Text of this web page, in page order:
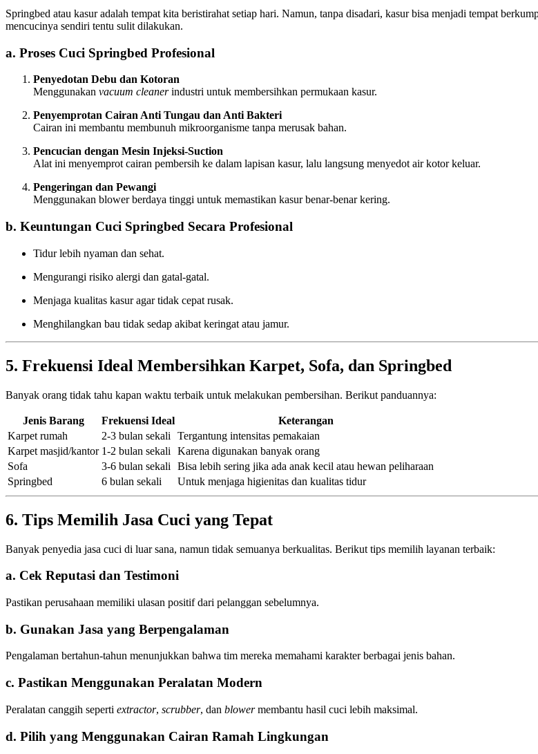
Springbed atau kasur adalah tempat kita beristirahat setiap hari. Namun, tanpa disadari, kasur bisa menjadi tempat
mencucinya sendiri tentu sulit dilakukan.
a. Proses Cuci Springbed Profesional
Penyedotan Debu dan Kotoran
Menggunakan vacuum cleanerindustri untuk membersihkan permukaan kasur.
Penyemprotan Cairan Anti Tungau dan Anti Bakteri
Cairan ini membantu membunuh mikroorganisme tanpa merusak bahan.
Pencucian dengan Mesin Injeksi-Suction
Alat ini menyemprot cairan pembersih ke dalam lapisan kasur, lalu langsung menyedot air kotor keluar.
Pengeringan dan Pewangi
Menggunakan blower berdaya tinggi untuk memastikan kasur benar-benar kering.
b. Keuntungan Cuci Springbed Secara Profesional
Tidur lebih nyaman dan sehat.
Mengurangi risiko alergi dan gatal-gatal.
Menjaga kualitas kasur agar tidak cepat rusak.
Menghilangkan bau tidak sedap akibat keringat atau jamur.
5. Frekuensi Ideal Membersihkan Karpet, Sofa, dan Springbed
Banyak orang tidak tahu kapan waktu terbaik untuk melakukan pembersihan. Berikut panduannya:
Jenis Barang Frekuensi Ideal
Keterangan
Karpet rumah
2-3 bulan sekali
Tergantung intensitas pemakaian
Karpet masjid/kantor 1-2 bulan sekali
Karena digunakan banyak orang
Sofa
3-6 bulan sekali
Bisa lebih sering jika ada anak kecil atau hewan peliharaan
Springbed
6 bulan sekali Untuk menjaga higienitas dan kualitas tidur
6. Tips Memilih Jasa Cuci yang Tepat
Banyak penyedia jasa cuci di luar sana, namun tidak semuanya berkualitas. Berikut tips memilih layanan terbaik:
a. Cek Reputasi dan Testimoni
Pastikan perusahaan memiliki ulasan positif dari pelanggan sebelumnya.
b. Gunakan Jasa yang Berpengalaman
Pengalaman bertahun-tahun menunjukkan bahwa tim mereka memahami karakter berbagai jenis bahan.
c. Pastikan Menggunakan Peralatan Modern
Peralatan canggih seperti extractor, scrubber, dan blowermembantu hasil cuci lebih maksimal.
d. Pilih yang Menggunakan Cairan Ramah Lingkungan